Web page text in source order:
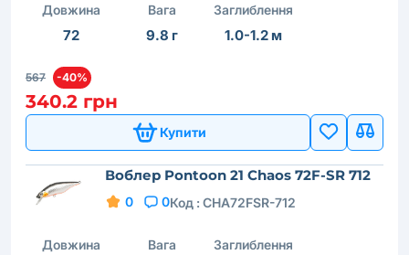
Довжина
72
Вага
9.8 г
Заглиблення
1.0-1.2 м
567 -40%
340.2 грн
Купити
Воблер Pontoon 21 Chaos 72F-SR 712
0 0Код : CHA72FSR-712
Довжина Вага Заглиблення